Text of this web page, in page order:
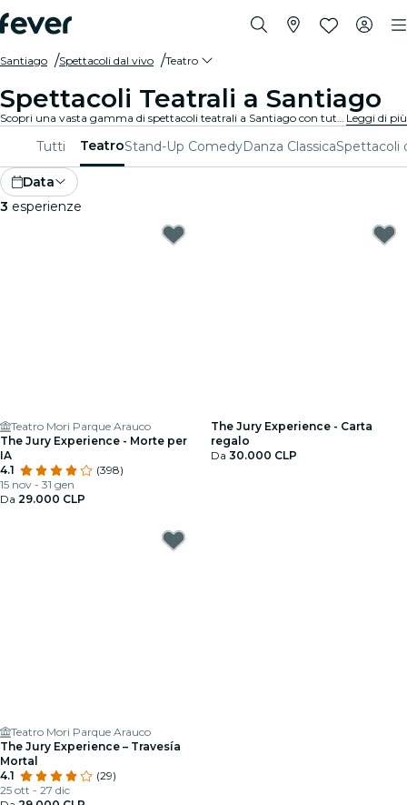
Santiago Spettacoli dal vivo Teatro
Spettacoli Teatrali a Santiago
Scopri una vasta gamma di spettacoli teatrali a Santiago con tutti i tipi di produzioni disponibili e trascorri una piacevole serata in ottima compagnia. Qualunque siano i tuoi gusti, sei sicuro di trovare uno spettacolo adatto a te. Leggi di più
Tutti TeatroStand-Up ComedyDanza ClassicaSpettacoli
Data
3 esperienze
Teatro Mori Parque Arauco
The Jury Experience - Morte per
IA
4.1
(398)
15 nov - 31 gen
Da 29.000 CLP
The Jury Experience - Carta
regalo
Da 30.000 CLP
Teatro Mori Parque Arauco
The Jury Experience – Travesía
Mortal
4.1
(29)
25 ott - 27 dic